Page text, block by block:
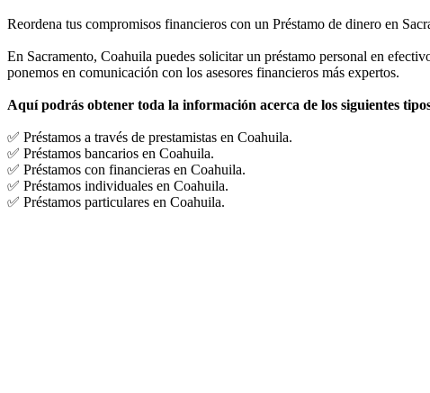
Reordena tus compromisos financieros con un Préstamo de dinero en
En Sacramento, Coahuila puedes solicitar un préstamo personal en
ponemos en comunicación con los asesores financieros más expertos.
Aquí podrás obtener toda la información acerca de los siguientes
✅ Préstamos a través de prestamistas en Coahuila.
✅ Préstamos bancarios en Coahuila.
✅ Préstamos con financieras en Coahuila.
✅ Préstamos individuales en Coahuila.
✅ Préstamos particulares en Coahuila.